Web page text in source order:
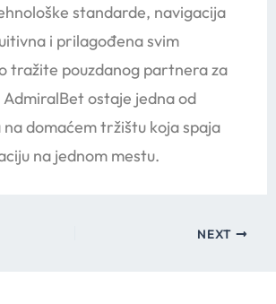
standarde, navigacija
i prilagođena svim
tražite pouzdanog partnera za
ostaje jedna od
domaćem tržištu koja spaja
na jednom mestu.
NEXT